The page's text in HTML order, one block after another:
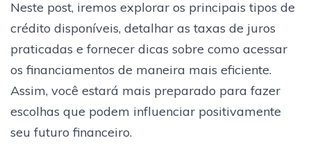
Neste post, iremos explorar os principais tipos de
crédito disponíveis, detalhar as taxas de juros
praticadas e fornecer dicas sobre como acessar
os financiamentos de maneira mais eficiente.
Assim, você estará mais preparado para fazer
escolhas que podem influenciar positivamente
seu futuro financeiro.